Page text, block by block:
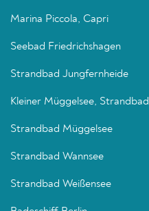
Marina Piccola, Capri
Seebad Friedrichshagen
Strandbad Jungfernheide
Kleiner Müggelsee, Strandbad
Strandbad Müggelsee
Strandbad Wannsee
Strandbad Weißensee